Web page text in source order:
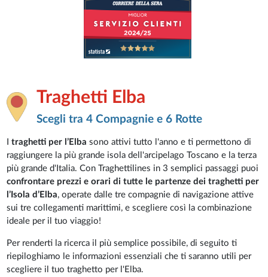
Traghetti Elba
Scegli tra 4 Compagnie e 6 Rotte
Itraghetti per l’Elba sono attivi tutto l'anno e ti permettono di
raggiungere la più grande isola dell'arcipelago Toscano e la terza
più grande d'Italia. Con Traghettilines in 3 semplici passaggi puoi
confrontare prezzi e orari di tutte le partenze dei traghetti per
l’Isola d’Elba, operate dalle tre compagnie di navigazione attive
sui tre collegamenti marittimi, e scegliere così la combinazione
ideale per il tuo viaggio!
Per renderti la ricerca il più semplice possibile, di seguito ti
riepiloghiamo le informazioni essenziali che ti saranno utili per
scegliere il tuo traghetto per l'Elba.